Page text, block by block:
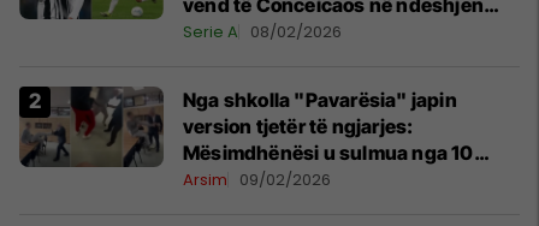
Juventus–Lazio
Serie A 08/02/2026
Nga shkolla "Pavarësia" japin
version tjetër të ngjarjes:
Mësimdhënësi u sulmua nga 10
nxënës, reagoi në vetëmbrojtje
Arsim 09/02/2026